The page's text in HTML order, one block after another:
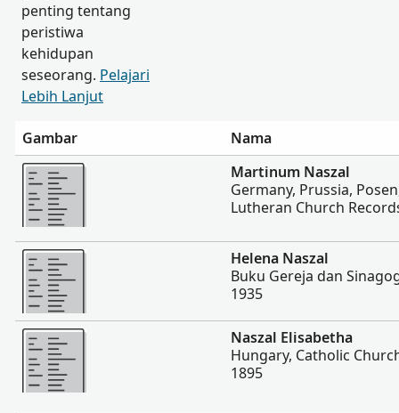
penting tentang
peristiwa
kehidupan
seseorang. Pelajari
Lebih Lanjut
Gambar
Nama
Lebih banyak
Martinum Naszal
Germany, Prussia,
Lutheran Church
Lebih banyak
Helena Naszal
Buku Gereja dan
1935
Lebih banyak
Naszal Elisabetha
Hungary, Catholic
1895